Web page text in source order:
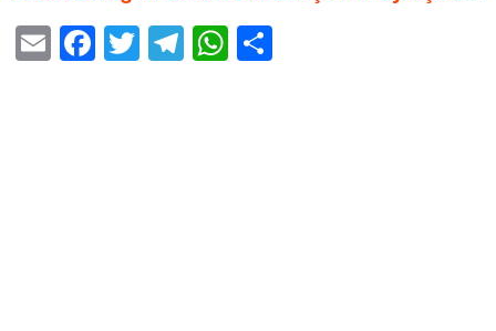
E
F
T
T
W